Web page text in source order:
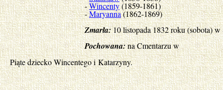
-Wincenty(1859-1861)
-Maryanna(1862-1869)
Zmarła:10 listopada 1832 roku (sobota) w
Pochowana:na Cmentarzu w
Piąte dziecko Wincentego i Katarzyny.